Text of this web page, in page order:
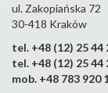
ul. Zakopiańska 72
30-418 Kraków
tel. +48 (12) 25 44
tel. +48 (12) 25 44
mob. +48 783 920